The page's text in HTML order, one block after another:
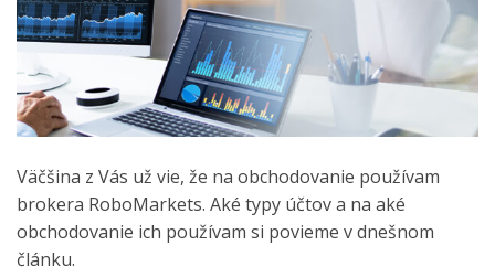
Väčšina z Vás už vie, že na obchodovanie používam
brokera RoboMarkets. Aké typy účtov a na aké
obchodovanie ich používam si povieme v dnešnom
článku.